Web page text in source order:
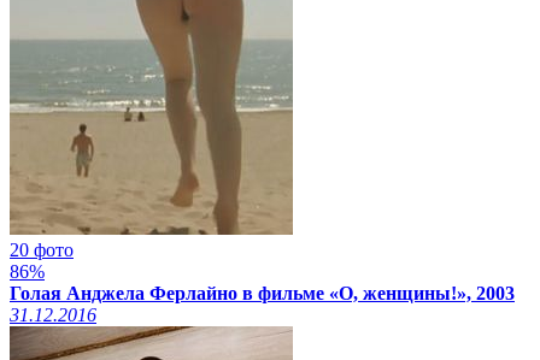
20 фото
86%
Голая Анджела Ферлайно в фильме «О, женщины!», 2003
31.12.2016